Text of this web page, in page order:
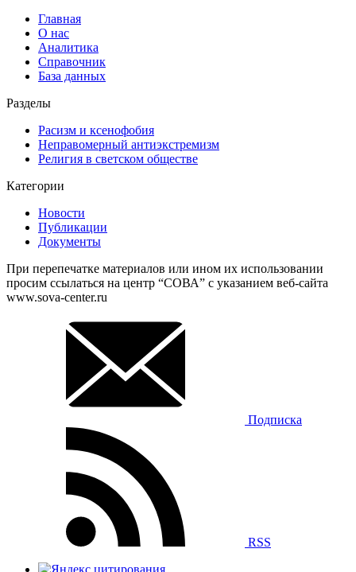
Главная
О нас
Аналитика
Справочник
База данных
Разделы
Расизм и ксенофобия
Неправомерный антиэкстремизм
Религия в светском обществе
Категории
Новости
Публикации
Документы
При перепечатке материалов или ином их использовании
просим ссылаться на центр “СОВА” с указанием веб-сайта
www.sova-center.ru
Подписка
RSS